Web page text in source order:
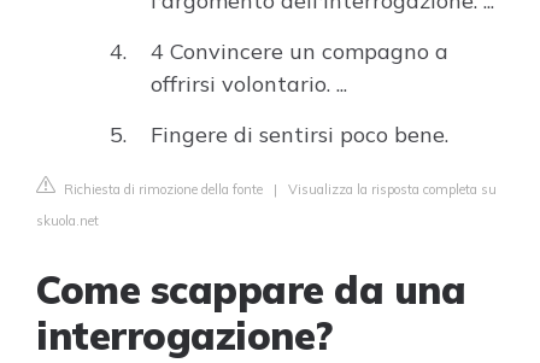
4 Convincere un compagno a
offrirsi volontario. ...
Fingere di sentirsi poco bene.
Richiesta di rimozione della fonte | Visualizza la risposta completa su
skuola.net
Come scappare da una
interrogazione?